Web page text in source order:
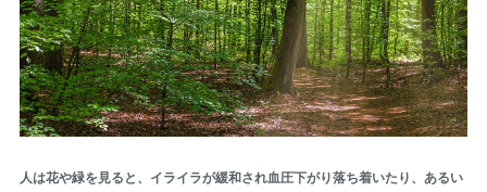
人は花や緑を見ると、イライラが緩和され血圧下がり落ち着いたり、あるい